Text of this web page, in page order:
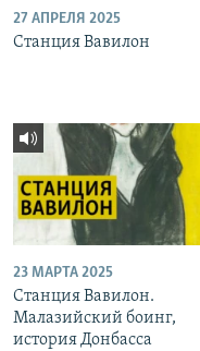
27 АПРЕЛЯ 2025
Станция Вавилон
23 МАРТА 2025
Станция Вавилон.
Малазийский боинг,
история Донбасса